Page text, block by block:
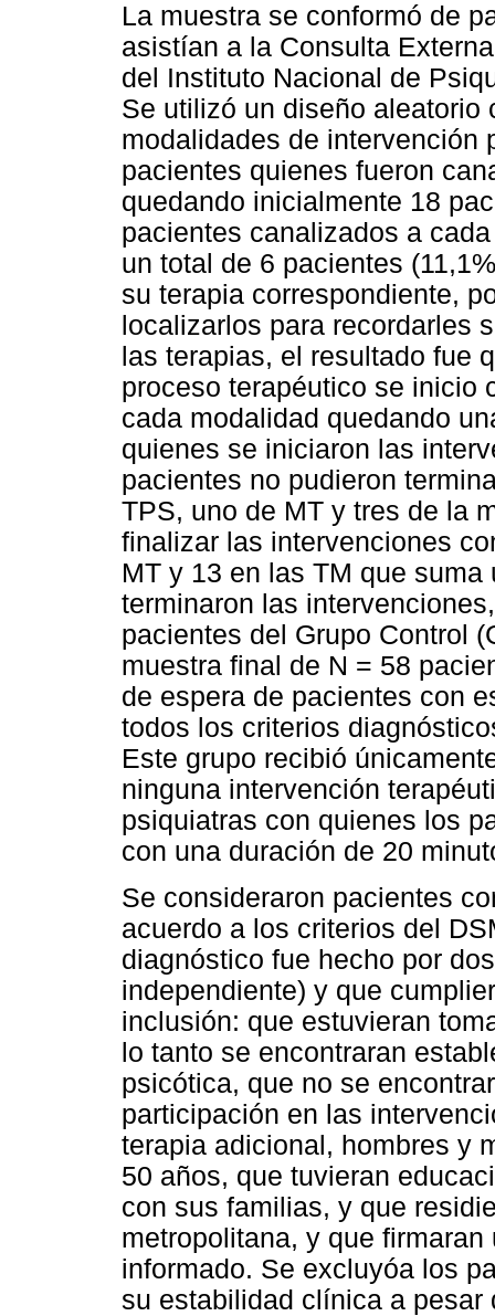
La muestra se conformó de
asistían a la Consulta
del Instituto Nacional de
Se utilizó un diseño aleatorio
modalidades de intervención
pacientes quienes fueron
quedando inicialmente 18
pacientes canalizados a
un total de 6 pacientes
su terapia correspondiente,
localizarlos para recordarles
las terapias, el resultado fue
proceso terapéutico se inicio
cada modalidad quedando
quienes se iniciaron las
pacientes no pudieron
TPS, uno de MT y tres de la
finalizar las intervenciones
MT y 13 en las TM que
terminaron las
pacientes del Grupo Control
muestra final de N = 58
de espera de pacientes con
todos los criterios
Este grupo recibió
ninguna intervención
psiquiatras con quienes los
con una duración de 20
Se consideraron pacientes
acuerdo a los criterios del
diagnóstico fue hecho por
independiente) y que
inclusión: que estuvieran
lo tanto se encontraran
psicótica, que no se
participación en las
terapia adicional, hombres y
50 años, que tuvieran
con sus familias, y que
metropolitana, y que
informado. Se excluyóa los
su estabilidad clínica a pesar